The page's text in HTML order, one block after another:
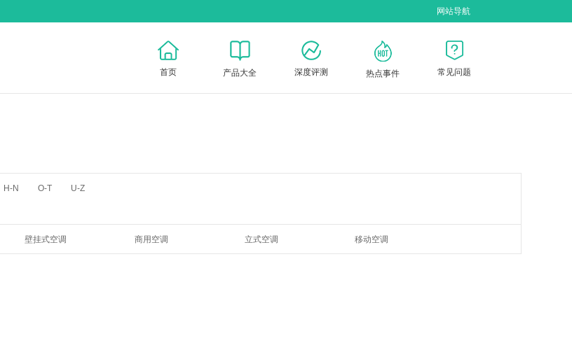
网站导航
首页 产品大全 深度评测 热点事件 常见问题
H-N O-T U-Z
壁挂式空调 商用空调 立式空调 移动空调